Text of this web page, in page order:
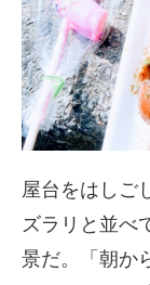
屋台をはしご
ズラリと並べ
景だ。「朝か